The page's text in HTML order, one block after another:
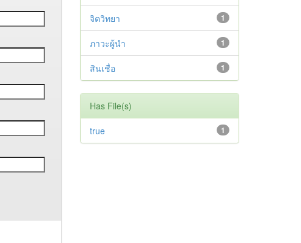
1
จิตวิทยา
1
ภาวะผู้นำ
1
สินเชื่อ
Has File(s)
1
true